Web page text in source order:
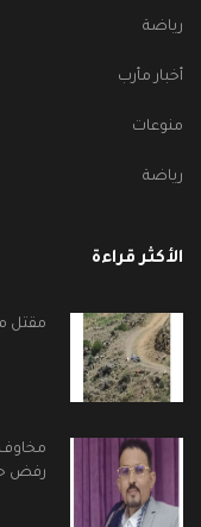
رياضة
أخبار مأرب
منوعات
رياضة
الأكثر قراءة
مقتل
مخاوف
رفض